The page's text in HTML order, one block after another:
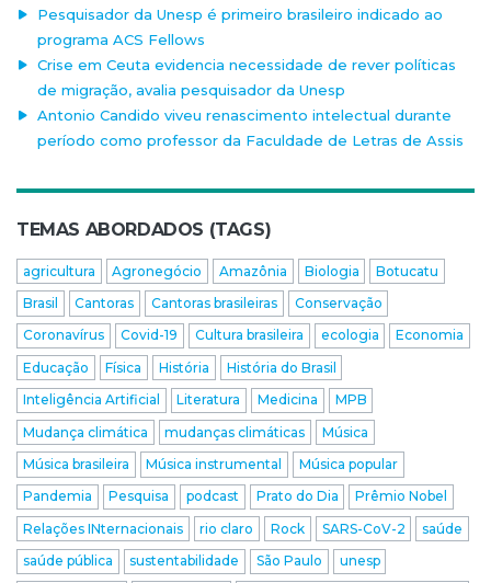
Pesquisador da Unesp é primeiro brasileiro indicado ao
programa ACS Fellows
Crise em Ceuta evidencia necessidade de rever políticas
de migração, avalia pesquisador da Unesp
Antonio Candido viveu renascimento intelectual durante
período como professor da Faculdade de Letras de Assis
TEMAS ABORDADOS (TAGS)
agricultura Agronegócio Amazônia Biologia
Botucatu
Brasil
Cantoras Cantoras brasileiras
Conservação
Coronavírus
Covid-19 Cultura brasileira ecologia
Economia
Educação
Física História
História do Brasil
Inteligência Artificial
Literatura Medicina
MPB
Mudança climática
mudanças climáticas
Música
Música brasileira
Música instrumental
Música popular
Pandemia
Pesquisa podcast Prato do Dia
Prêmio Nobel
Relações INternacionais
rio claro Rock SARS-CoV-2
saúde
saúde pública
sustentabilidade São Paulo
unesp